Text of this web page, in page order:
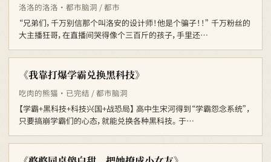
洛洛的洛洛 · 都市脑洞 / 都市
“兄弟们，千万别信那个叫洛安的设计师！他是个骗子！！” 千万粉丝的
大主播狂哥，在直播间哭得像个三百斤的孩子，手里还…
《我靠打爆学霸兑换黑科技》
吃肉的熊猫 · 已完结 / 都市脑洞
【学霸+黑科技+科技兴国+战恐局】 高中生宋河得到“学霸怨念系统”，
只要搞崩学霸们的心态，就能兑换各种黑科技。 于…